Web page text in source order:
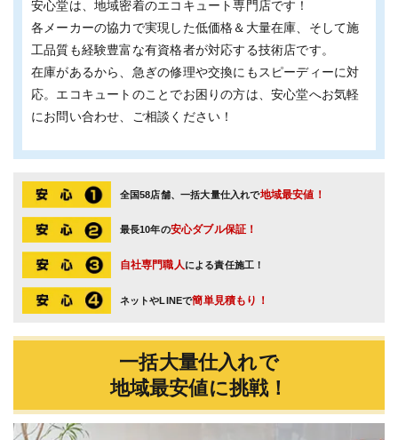
安心堂は、地域密着のエコキュート専門店です！
各メーカーの協⼒で実現した低価格＆⼤量在庫、そして施
⼯品質も経験豊富な有資格者が対応する技術店です。
在庫があるから、急ぎの修理や交換にもスピーディーに対
応。エコキュートのことでお困りの方は、安心堂へお気軽
にお問い合わせ、ご相談ください！
全国58店舗、一括大量仕入れで地域最安値！
最長10年の安心ダブル保証！
自社専門職人による責任施工！
ネットやLINEで簡単見積もり！
一括大量仕入れで
地域最安値に挑戦！